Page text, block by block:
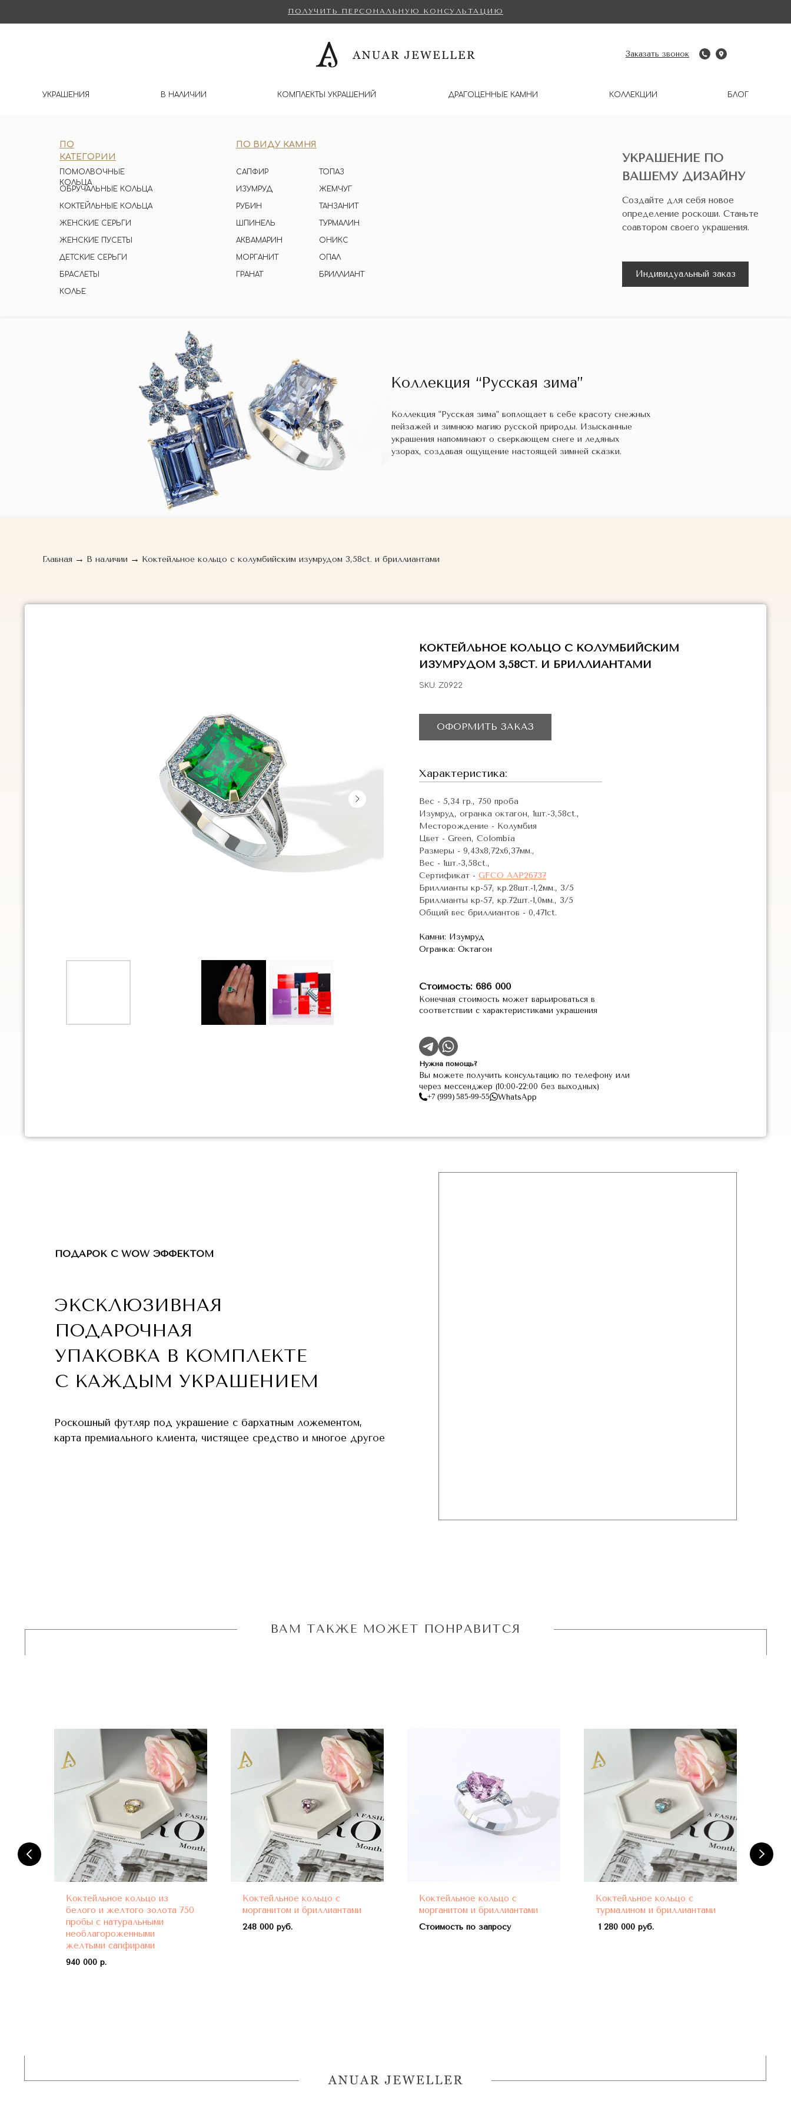
ДРАГОЦЕННЫЕ КАМНИ
УКРАШЕНИЯ КОМПЛЕКТЫ УКРАШЕНИЙ БЛОГ
КОЛЛЕКЦИИ
В НАЛИЧИИ
ПОЛУЧИТЬ ПЕРСОНАЛЬНУЮ КОНСУЛЬТАЦИЮ
Заказать звонок
ПО
КАТЕГОРИИ
ПОМОЛВОЧНЫЕ
КОЛЬЦА
ОБРУЧАЛЬНЫЕ КОЛЬЦА
ЖЕНСКИЕ СЕРЬГИ
КОКТЕЙЛЬНЫЕ КОЛЬЦА
ЖЕНСКИЕ ПУСЕТЫ
ДЕТСКИЕ СЕРЬГИ
БРАСЛЕТЫ
КОЛЬЕ
ПО ВИДУ КАМНЯ
САПФИР
ИЗУМРУД
ШПИНЕЛЬ
РУБИН
АКВАМАРИН
МОРГАНИТ
ГРАНАТ БРИЛЛИАНТ
ТОПАЗ
ЖЕМЧУГ
ТУРМАЛИН
ТАНЗАНИТ
ОНИКС
ОПАЛ
УКРАШЕНИЕ ПО
ВАШЕМУ ДИЗАЙНУ
Создайте для себя новое
определение роскоши. Станьте
соавтором своего украшения.
Индивидуальный заказ
Коллекция “Русская зима”
Коллекция "Русская зима" воплощает в себе красоту снежных
пейзажей и зимнюю магию русской природы. Изысканные
украшения напоминают о сверкающем снеге и ледяных
узорах, создавая ощущение настоящей зимней сказки.
Главная → В наличии → Коктейльное кольцо с колумбийским изумрудом 3,58ct. и бриллиантами
КОКТЕЙЛЬНОЕ КОЛЬЦО С КОЛУМБИЙСКИМ
ИЗУМРУДОМ 3,58CT. И БРИЛЛИАНТАМИ
SKU: Z0922
ОФОРМИТЬ ЗАКАЗ
Характеристика:
Вес - 5,34 гр., 750 проба
Изумруд, огранка октагон, 1шт.-3,58ct.,
Месторождение - Колумбия
Цвет - Green, Colombia
Размеры - 9,43х8,72х6,37мм.,
Вес - 1шт.-3,58ct.,
Сертификат - GFCO AAP26737
Бриллианты кр-57, кр.28шт.-1,2мм., 3/5
Бриллианты кр-57, кр.72шт.-1,0мм., 3/5
Общий вес бриллиантов - 0,471ct.
Камни: Изумруд
Огранка: Октагон
Стоимость: 686 000
Конечная стоимость может варьироваться в
соответствии с характеристиками украшения
Нужна помощь?
Вы можете получить консультацию по телефону или
через мессенджер (10:00-22:00 без выходных)
+7 (999) 585-99-55
WhatsApp
ЭКСКЛЮЗИВНАЯ
ПОДАРОЧНАЯ
УПАКОВКА В КОМПЛЕКТЕ
С КАЖДЫМ УКРАШЕНИЕМ
Роскошный футляр под украшение с бархатным ложементом,
карта премиального клиента, чистящее средство и многое другое
ПОДАРОК С WOW ЭФФЕКТОМ
ВАМ ТАКЖЕ МОЖЕТ ПОНРАВИТСЯ
Коктейльное кольцо из
белого и желтого золота 750
пробы с натуральными
необлагороженными
желтыми сапфирами
940 000 р.
Коктейльное кольцо с
морганитом и бриллиантами
248 000 руб.
Коктейльное кольцо с
морганитом и бриллиантами
Стоимость по запросу
Коктейльное кольцо с
турмалином и бриллиантами
1 280 000 руб.